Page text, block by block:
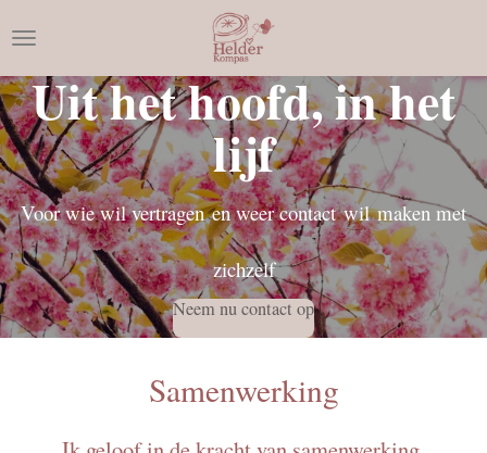
direct
naar
de
hoofdinhoud
Uit het hoofd, in het
lijf
Voor wie wil vertragen en weer contact wil maken met
zichzelf
Neem nu contact op
Samenwerking